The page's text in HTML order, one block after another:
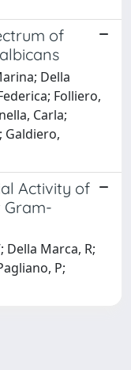
of
Della
Folliero,
Carla;
Galdiero,
Activity of
Gram-
Della Marca, R;
P;